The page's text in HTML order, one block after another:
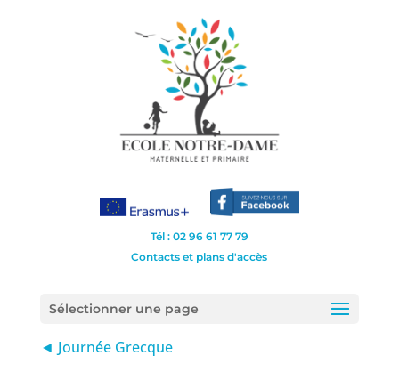
Tél : 02 96 61 77 79
Contacts et plans d'accès
Sélectionner une page
◄ Journée Grecque